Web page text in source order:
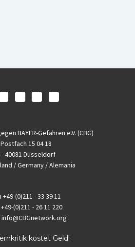
BAYER-Gefahren e.V. (CBG)
Postfach 15 04 18
- 40081 Düsseldorf
/ Germany / Alemania
+49-(0)211 - 33 39 11
+49-(0)211 - 26 11 220
info@CBGnetwork.org
kostet Geld!